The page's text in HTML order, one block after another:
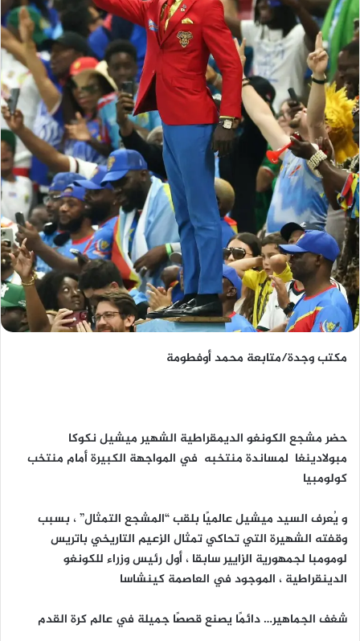
مكتب وجدة/متابعة محمد أوفطومة
حضر مشجع الكونغو الديمقراطية الشهير ميشيل نكوكا
مبولادينغا لمساندة منتخبه في المواجهة الكبيرة أمام منتخب
كولومبيا
و يُعرف السيد ميشيل عالميًا بلقب “المشجع التمثال” ، بسبب
وقفته الشهيرة التي تحاكي تمثال الزعيم التاريخي باتريس
لومومبا لجمهورية الزايير سابقا ، أول رئيس وزراء للكونغو
الدينقراطية ، الموجود في العاصمة كينشاسا
شغف الجماهير… دائمًا يصنع قصصًا جميلة في عالم كرة القدم